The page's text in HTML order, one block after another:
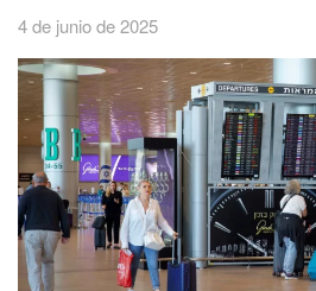
4 de junio de 2025